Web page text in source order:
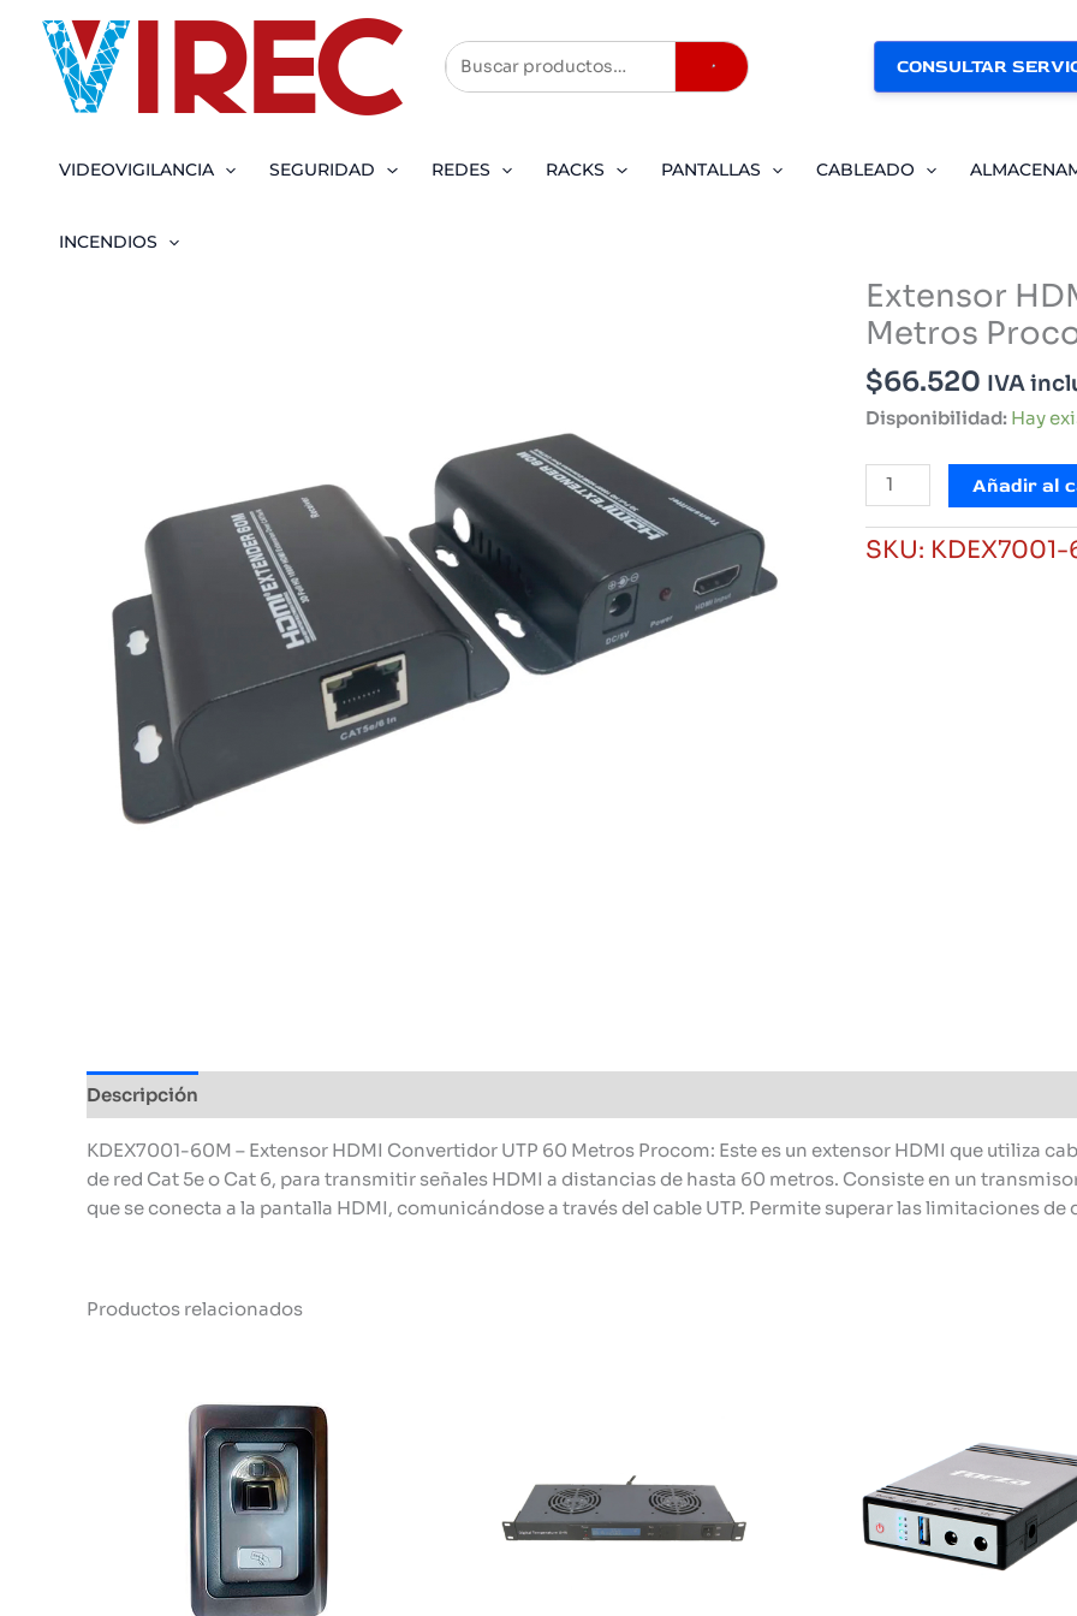
contenido
Buscar CONSULTAR
VIDEOVIGILANCIA SEGURIDAD REDES RACKS PANTALLAS CABLEADO
INCENDIOS
Extensor
Metros
$66.520 IVA
Disponibilidad: Hay
Extensor
HDMI
Convertidor
UTP
Añadir al
SKU:
Descripción
KDEX7001-60M – Extensor HDMI Convertidor UTP 60 Metros Procom: Este es un extensor HDMI que utiliza
de red Cat 5e o Cat 6, para transmitir señales HDMI a distancias de hasta 60 metros. Consiste en un
que se conecta a la pantalla HDMI, comunicándose a través del cable UTP. Permite superar las limitaciones
Productos relacionados